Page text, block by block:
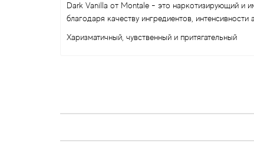
Dark Vanilla от Montale - это наркотизирующий и
благодаря качеству ингредиентов,
Харизматичный, чувственный и притягательный